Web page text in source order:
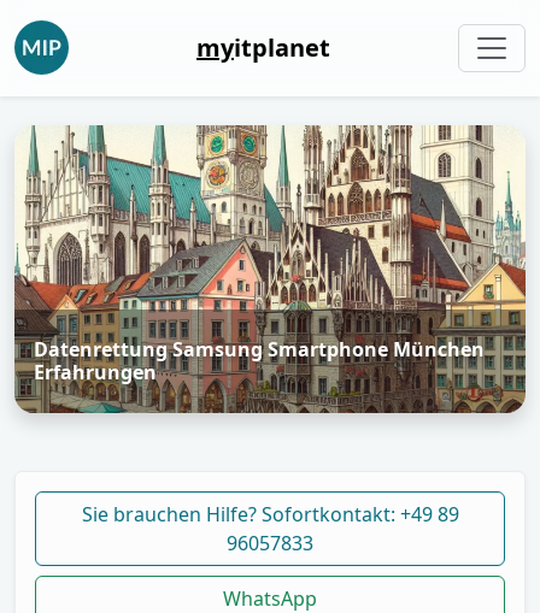
myitplanet
Datenrettung Samsung Smartphone München
Erfahrungen
Sie brauchen Hilfe? Sofortkontakt: +49 89
96057833
WhatsApp